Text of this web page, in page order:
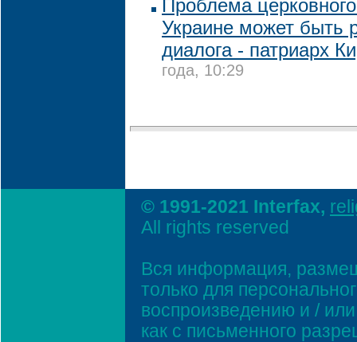
Проблема
Украине может быть
диалога - патриарх
года, 10:29
© 1991-2021 Interfax,
All rights reserved
Вся информация,
только для
воспроизведению и /
как с письменного